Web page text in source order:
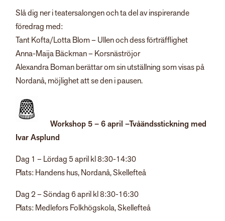
Slå dig ner i teatersalongen och ta del av inspirerande
föredrag med:
Tant Kofta/Lotta Blom – Ullen och dess förträfflighet
Anna-Maija Bäckman – Korsnäströjor
Alexandra Boman berättar om sin utställning som visas på
Nordanå, möjlighet att se den i pausen.
Workshop 5 – 6 april –Tvåändsstickning med
Ivar Asplund
Dag 1 – Lördag 5 april kl 8:30-14:30
Plats: Handens hus, Nordanå, Skellefteå
Dag 2 – Söndag 6 april kl 8:30-16:30
Plats: Medlefors Folkhögskola, Skellefteå